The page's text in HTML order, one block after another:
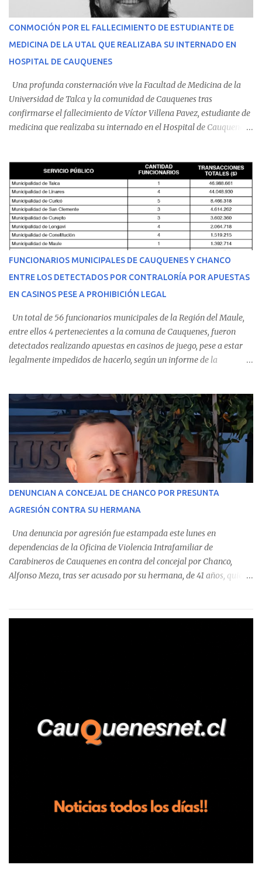
CONMOCIÓN POR EL FALLECIMIENTO DE ESTUDIANTE DE
MEDICINA DE LA UTAL QUE REALIZABA SU INTERNADO EN
HOSPITAL DE CAUQUENES
Una profunda consternación vive la Facultad de Medicina de la
Universidad de Talca y la comunidad de Cauquenes tras
confirmarse el fallecimiento de Víctor Villena Pavez, estudiante de
medicina que realizaba su internado en el Hospital de Cauquenes.
malestares físicos. Dada la complejidad de su estado de salud, el
equipo médico determinó su traslado de urgencia al Hospital
Regional de Talca y dado la urgencia la ambulancia partió hacia
Talca con escolta de Carabineros. En medio del traslado, el
estudiante de medicina de 25 años, se agravó y pese a los esfuerzos
del personal de emergencia terminó falleciendo, sin alcanzar a
recibir atención especializada en el centro de destino. Apenas se
conoció la gravedad de su condición, sus padres —residentes en
Villarrica— se trasladaron a Cauquenes con la esperanza de una
evolución favorable. No obstante, alrededo...
FUNCIONARIOS MUNICIPALES DE CAUQUENES Y CHANCO
ENTRE LOS DETECTADOS POR CONTRALORÍA POR APUESTAS
EN CASINOS PESE A PROHIBICIÓN LEGAL
Un total de 56 funcionarios municipales de la Región del Maule,
entre ellos 4 pertenecientes a la comuna de Cauquenes, fueron
detectados realizando apuestas en casinos de juego, pese a estar
legalmente impedidos de hacerlo, según un informe de la
estableció que estos funcionarios —quienes administran o
custodian fondos públicos— efectuaron transacciones por un
monto total de $116.075.918 entre enero de 2024 y junio de 2025.
En el detalle regional, se indica que en la comuna de Cauquenes se
identificó a cuatro funcionarios involucrados en este tipo de
operaciones. Asimismo, se precisa que uno de los casos
corresponde a un funcionario de la Municipalidad de Chanco,
detectaron incumplimientos a la normativa vigente. El informe
precisa que la mayor cantidad de dinero apostado se registró en
Talca, donde...
DENUNCIAN A CONCEJAL DE CHANCO POR PRESUNTA
AGRESIÓN CONTRA SU HERMANA
Una denuncia por agresión fue estampada este lunes en
dependencias de la Oficina de Violencia Intrafamiliar de
Carabineros de Cauquenes en contra del concejal por Chanco,
Alfonso Meza, tras ser acusado por su hermana, de 41 años, quien
relató que los hechos ocurrieron cerca de las 11:30 horas en el
trabajadores, el edil descendió del vehículo y, en medio de la
confrontación, la habría tomado de los hombros, empujado al
suelo y agredido con golpes de pies y manos, mientr...